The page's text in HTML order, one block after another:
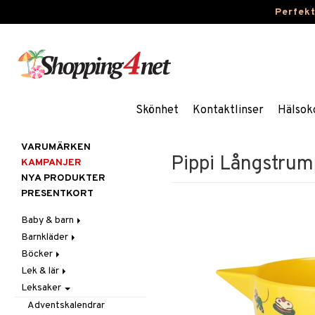
Skönhet Kontaktlinser
Pippi
VARUMÄRKEN
KAMPANJER
NYA PRODUKTER
PRESENTKORT
Baby & barn
Accessoarer
För håret
Hattar & Mössor
Övrigt
Plånböcker
Aktivitet
Babygym
Babysitters
Bit & Skallra
Äta
Barnservis
Haklappar
Badrockar & Handdukar
Barnvagnstillbehör
Barnkläder
Accessoarer
Kepsar & Solhattar
Badkläder & UV-kläder
Klänningar
Nederdelar
Böcker
Dagböcker
Läs & Lär
Målarböcker
Lek & lär
Experiment
Inlärningsspel
Leksaker
Adventskalendrar